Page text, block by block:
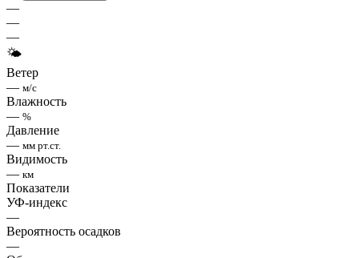
—
—
—
🌤
Ветер
— м/с
Влажность
— %
Давление
— мм рт.ст.
Видимость
— км
Показатели
УФ-индекс
—
Вероятность осадков
—